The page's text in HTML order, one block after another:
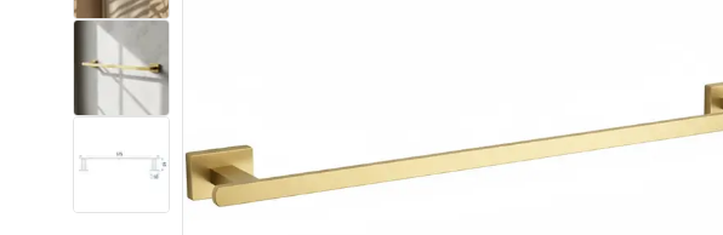
Линейни сифони
Комплект тоалетна чиния с
биде WC
Умивалници